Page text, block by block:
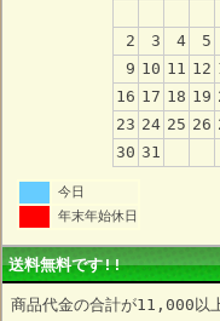
2
3 4 5
9 10 11 12
16 17 18 19
23 24 25 26
30 31
今日
年末年始休日
送料無料です!!
商品代金の合計が11,000以